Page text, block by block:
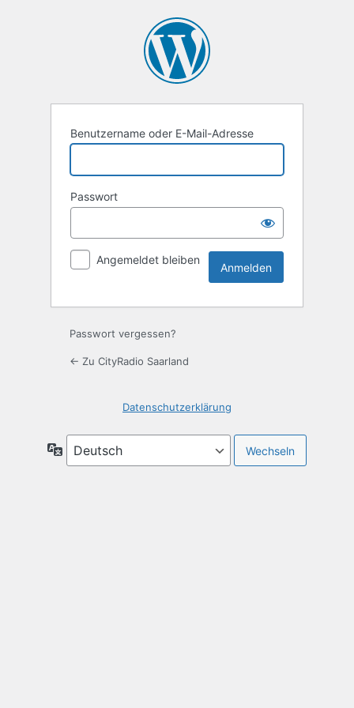
Benutzername oder E-Mail-Adresse
Passwort
Angemeldet bleiben
Passwort vergessen?
← Zu CityRadio Saarland
Datenschutzerklärung
Sprache